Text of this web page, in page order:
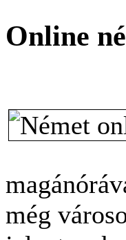
Online
még